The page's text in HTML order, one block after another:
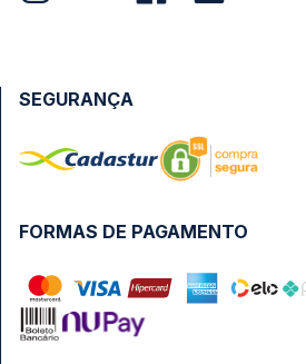
FORMAS DE PAGAMENTO
SEGURANÇA